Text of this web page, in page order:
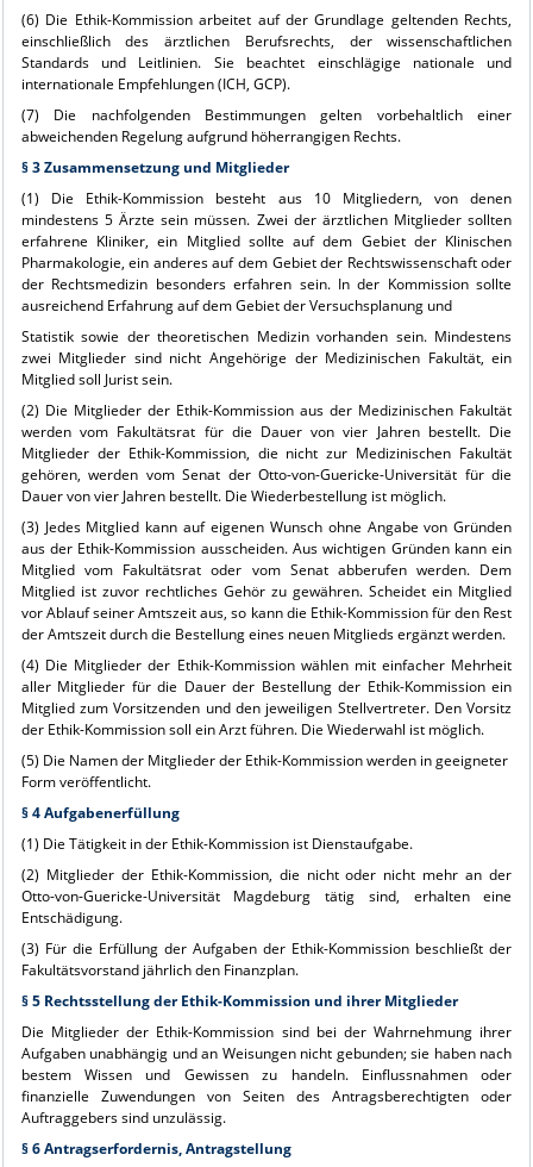
(6) Die Ethik-Kommission arbeitet auf der Grundlage geltenden Rechts,
einschließlich des ärztlichen Berufsrechts, der wissenschaftlichen
Standards und Leitlinien. Sie beachtet einschlägige nationale und
internationale Empfehlungen (ICH, GCP).
(7) Die nachfolgenden Bestimmungen gelten vorbehaltlich einer
abweichenden Regelung aufgrund höherrangigen Rechts.
§ 3 Zusammensetzung und Mitglieder
(1) Die Ethik-Kommission besteht aus 10 Mitgliedern, von denen
mindestens 5 Ärzte sein müssen. Zwei der ärztlichen Mitglieder sollten
erfahrene Kliniker, ein Mitglied sollte auf dem Gebiet der Klinischen
Pharmakologie, ein anderes auf dem Gebiet der Rechtswissenschaft oder
der Rechtsmedizin besonders erfahren sein. In der Kommission sollte
ausreichend Erfahrung auf dem Gebiet der Versuchsplanung und
Statistik sowie der theoretischen Medizin vorhanden sein. Mindestens
zwei Mitglieder sind nicht Angehörige der Medizinischen Fakultät, ein
Mitglied soll Jurist sein.
(2) Die Mitglieder der Ethik-Kommission aus der Medizinischen Fakultät
werden vom Fakultätsrat für die Dauer von vier Jahren bestellt. Die
Mitglieder der Ethik-Kommission, die nicht zur Medizinischen Fakultät
gehören, werden vom Senat der Otto-von-Guericke-Universität für die
Dauer von vier Jahren bestellt. Die Wiederbestellung ist möglich.
(3) Jedes Mitglied kann auf eigenen Wunsch ohne Angabe von Gründen
aus der Ethik-Kommission ausscheiden. Aus wichtigen Gründen kann ein
Mitglied vom Fakultätsrat oder vom Senat abberufen werden. Dem
Mitglied ist zuvor rechtliches Gehör zu gewähren. Scheidet ein Mitglied
vor Ablauf seiner Amtszeit aus, so kann die Ethik-Kommission für den Rest
der Amtszeit durch die Bestellung eines neuen Mitglieds ergänzt werden.
(4) Die Mitglieder der Ethik-Kommission wählen mit einfacher Mehrheit
aller Mitglieder für die Dauer der Bestellung der Ethik-Kommission ein
Mitglied zum Vorsitzenden und den jeweiligen Stellvertreter. Den Vorsitz
der Ethik-Kommission soll ein Arzt führen. Die Wiederwahl ist möglich.
(5) Die Namen der Mitglieder der Ethik-Kommission werden in geeigneter
Form veröffentlicht.
§ 4 Aufgabenerfüllung
(1) Die Tätigkeit in der Ethik-Kommission ist Dienstaufgabe.
(2) Mitglieder der Ethik-Kommission, die nicht oder nicht mehr an der
Otto-von-Guericke-Universität Magdeburg tätig sind, erhalten eine
Entschädigung.
(3) Für die Erfüllung der Aufgaben der Ethik-Kommission beschließt der
Fakultätsvorstand jährlich den Finanzplan.
§ 5 Rechtsstellung der Ethik-Kommission und ihrer Mitglieder
Die Mitglieder der Ethik-Kommission sind bei der Wahrnehmung ihrer
Aufgaben unabhängig und an Weisungen nicht gebunden; sie haben nach
bestem Wissen und Gewissen zu handeln. Einflussnahmen oder
finanzielle Zuwendungen von Seiten des Antragsberechtigten oder
Auftraggebers sind unzulässig.
§ 6 Antragserfordernis, Antragstellung